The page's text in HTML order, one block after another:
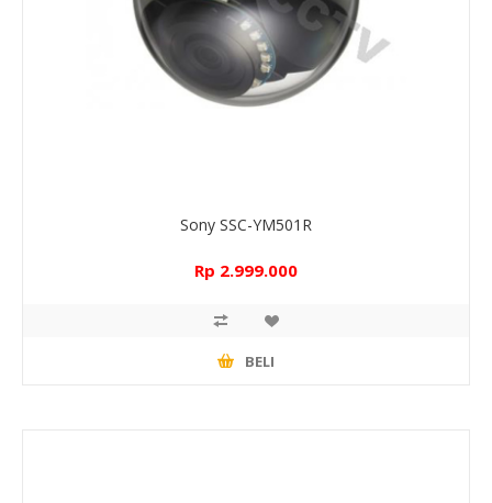
Sony SSC-YM501R
Rp 2.999.000
BELI